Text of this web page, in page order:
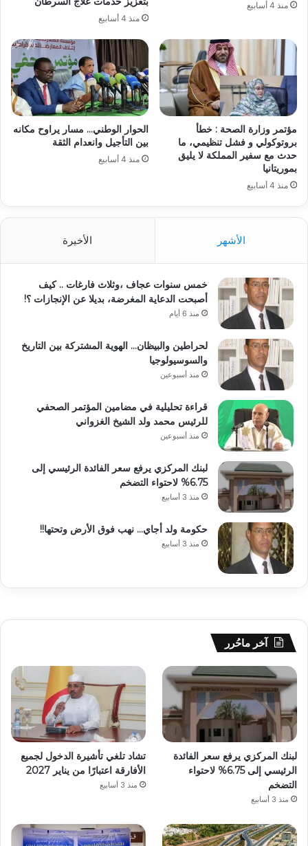
منذ 4 أسابيع
منذ 4 أسابيع
مؤتمر وزارة الصحة : خطأ
بروتوكولي و فشل تنظيمي، ما
حدث مع سفير المملكة لا يليق
بموريتانيا
منذ 4 أسابيع
الحوار الوطني… مسار يراوح مكانه
بين التأجيل وانعدام الثقة
منذ 4 أسابيع
الأشهر الأخيرة
خمس سنوات عجاف ،وثلاث فارغات .. كيف
أصبحت الدعاية المغرضة، بديلا عن الإنجازات ؟!
منذ 6 أيام
لحراطين والبيظان… الهوية المشتركة بين التاريخ
والسوسيولوجيا
منذ أسبوعين
قراءة تحليلية في مضامين المؤتمر الصحفي
للرئيس محمد ولد الشيخ الغزواني
منذ أسبوعين
لبنك المركزي يرفع سعر الفائدة الرئيسي إلى
6.75% لاحتواء التضخم
منذ 3 أسابيع
حكومة ولد أجاي… نهب فوق الأرض وتحتها!!
منذ 3 أسابيع
آخر ماحُرر
لبنك المركزي يرفع سعر الفائدة
الرئيسي إلى 6.75% لاحتواء
التضخم
منذ 3 أسابيع
تشاد تلغي تأشيرة الدخول لجميع
الأفارقة اعتبارًا من يناير 2027
منذ 3 أسابيع